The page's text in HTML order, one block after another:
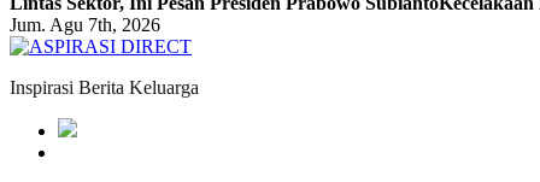
Jum. Agu 7th, 2026
Inspirasi Berita Keluarga